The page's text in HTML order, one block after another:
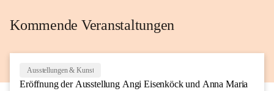
Kommende Veranstaltungen
AUG
Ausstellungen & Kunst
Eröffnung der Ausstellung Angi Eisenköck und Anna Maria